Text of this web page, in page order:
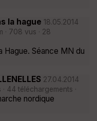
la hague 18.05.2014
· 708 vus · 28
Hague. Séance MN du
27.04.2014
· 44 téléchargements ·
nordique